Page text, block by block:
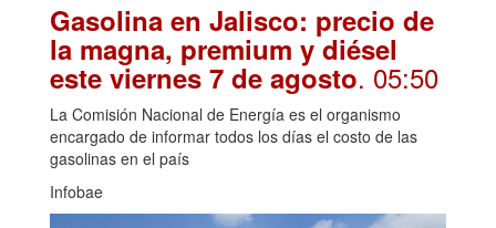
Gasolina en Jalisco: precio de
la magna, premium y diésel
este viernes 7 de agosto. 05:50
La Comisión Nacional de Energía es el organismo
encargado de informar todos los días el costo de las
gasolinas en el país
Infobae